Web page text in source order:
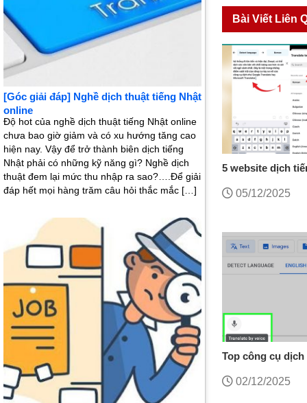
Bài Viết Liên
5 website dịch
05/12/2025
Top công cụ
02/12/2025
[Góc giải đáp] Nghề dịch thuật tiếng Nhật
online
Độ hot của nghề dịch thuật tiếng Nhật online
chưa bao giờ giảm và có xu hướng tăng cao
hiện nay. Vậy để trở thành biên dịch tiếng
Nhật phải có những kỹ năng gì? Nghề dịch
thuật đem lại mức thu nhập ra sao?….Để giải
đáp hết mọi hàng trăm câu hỏi thắc mắc […]